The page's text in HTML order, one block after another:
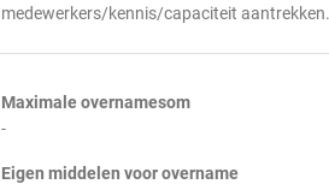
medewerkers/kennis/capaciteit aantrekken.
Maximale overnamesom
-
Eigen middelen voor overname